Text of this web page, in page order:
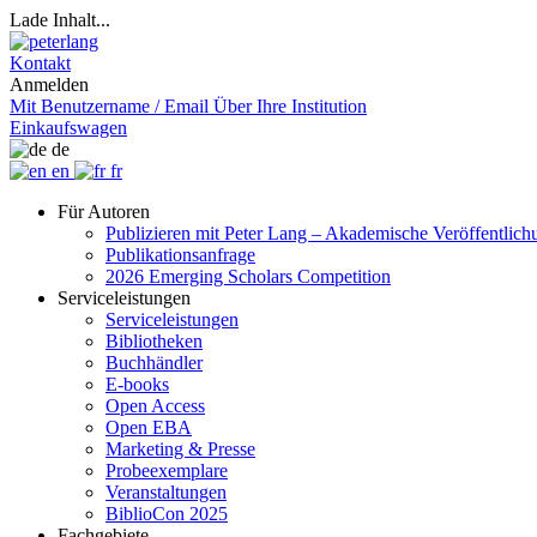
Lade Inhalt...
Kontakt
Anmelden
Mit Benutzername / Email Über Ihre Institution
Einkaufswagen
de
en
fr
Für Autoren
Publizieren mit Peter Lang – Akademische
Publikationsanfrage
2026 Emerging Scholars Competition
Serviceleistungen
Serviceleistungen
Bibliotheken
Buchhändler
E-books
Open Access
Open EBA
Marketing & Presse
Probeexemplare
Veranstaltungen
BiblioCon 2025